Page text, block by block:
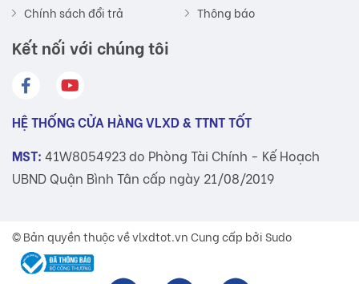
Chính sách đổi trả
Thông báo
Kết nối với chúng tôi
HỆ THỐNG CỬA HÀNG VLXD & TTNT TỐT
MST: 41W8054923 do Phòng Tài Chính - Kế Hoạch
UBND Quận Bình Tân cấp ngày 21/08/2019
© Bản quyền thuộc vềvlxdtot.vnCung cấp bởi Sudo